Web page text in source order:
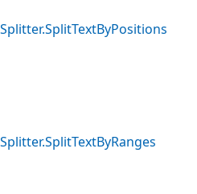
Splitter.SplitTextByPositions
Splitter.SplitTextByRanges